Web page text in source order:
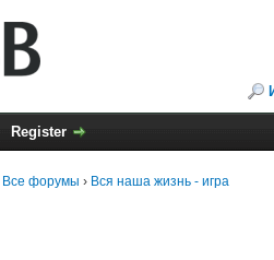
Register
Все форумы › Вся наша жизнь - игра